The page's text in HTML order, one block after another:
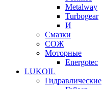
Metalway
Turbogear
И
Смазки
СОЖ
Моторные
Energotec
LUKOIL
Гидравлические